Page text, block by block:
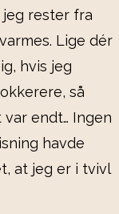
rester fra
Lige dér
hvis jeg
så
endt… Ingen
havde
at jeg er i tvivl